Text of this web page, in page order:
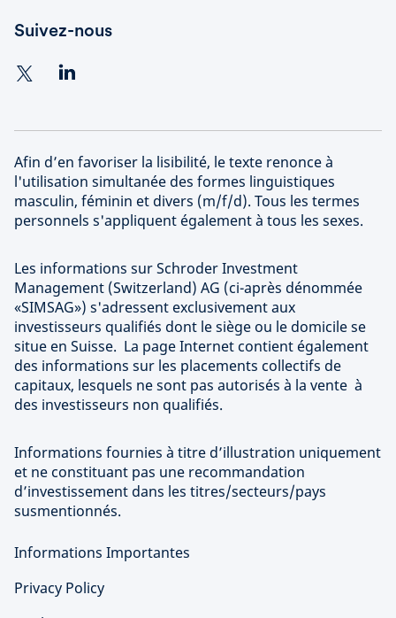
Suivez-nous
Afin d’en favoriser la lisibilité, le texte renonce à
l'utilisation simultanée des formes linguistiques
masculin, féminin et divers (m/f/d). Tous les termes
personnels s'appliquent également à tous les sexes.
Les informations sur Schroder Investment
Management (Switzerland) AG (ci-après dénommée
«SIMSAG») s'adressent exclusivement aux
investisseurs qualifiés dont le siège ou le domicile se
situe en Suisse. La page Internet contient également
des informations sur les placements collectifs de
capitaux, lesquels ne sont pas autorisés à la vente à
des investisseurs non qualifiés.
Informations fournies à titre d’illustration uniquement
et ne constituant pas une recommandation
d’investissement dans les titres/secteurs/pays
susmentionnés.
Informations Importantes
Privacy Policy